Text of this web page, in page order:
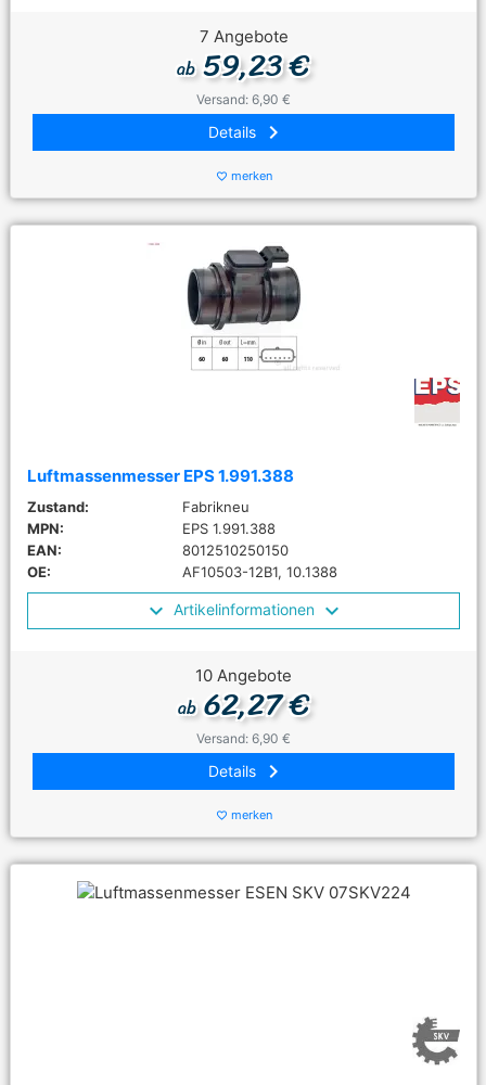
7 Angebote
ab59,23 €
Versand: 6,90 €
Details keyboard_arrow_right
favorite_border merken
Luftmassenmesser EPS 1.991.388
Zustand:
Fabrikneu
MPN:
EPS 1.991.388
EAN:
8012510250150
OE:
AF10503-12B1, 10.1388
Artikelinformationen
10 Angebote
ab62,27 €
Versand: 6,90 €
Details keyboard_arrow_right
favorite_border merken